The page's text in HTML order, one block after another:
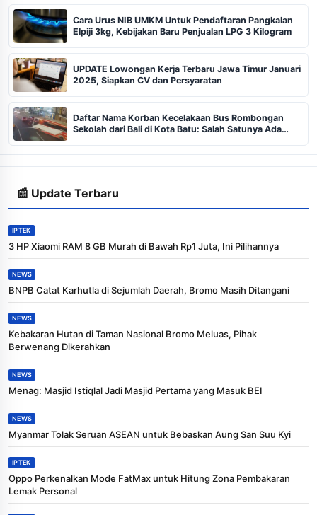
Cara Urus NIB UMKM Untuk Pendaftaran Pangkalan
Elpiji 3kg, Kebijakan Baru Penjualan LPG 3 Kilogram
UPDATE Lowongan Kerja Terbaru Jawa Timur Januari
2025, Siapkan CV dan Persyaratan
Daftar Nama Korban Kecelakaan Bus Rombongan
Sekolah dari Bali di Kota Batu: Salah Satunya Ada
📰 Update Terbaru
IPTEK
3 HP Xiaomi RAM 8 GB Murah di Bawah Rp1 Juta, Ini Pilihannya
NEWS
BNPB Catat Karhutla di Sejumlah Daerah, Bromo Masih Ditangani
NEWS
Kebakaran Hutan di Taman Nasional Bromo Meluas, Pihak
Berwenang Dikerahkan
NEWS
Menag: Masjid Istiqlal Jadi Masjid Pertama yang Masuk BEI
NEWS
Myanmar Tolak Seruan ASEAN untuk Bebaskan Aung San Suu Kyi
IPTEK
Oppo Perkenalkan Mode FatMax untuk Hitung Zona Pembakaran
Lemak Personal